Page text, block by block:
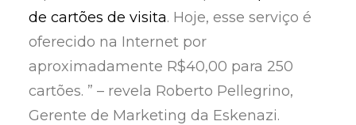
de cartões de visita. Hoje, esse serviço é
oferecido na Internet por
aproximadamente R$40,00 para 250
cartões. ” – revela Roberto Pellegrino,
Gerente de Marketing da Eskenazi.